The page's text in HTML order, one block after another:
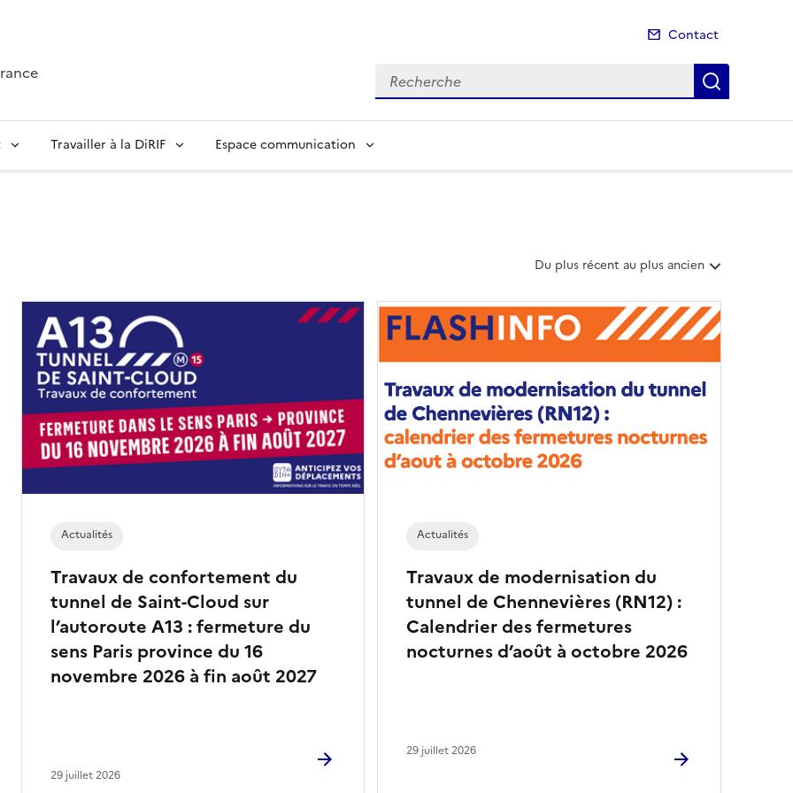
Contact
Recherche
Travailler à la DiRIF Espace communication
T
i
e
s
a
t
Du plus récent au plus ancien
Travaux de confortement du
tunnel de Saint-Cloud sur
l’autoroute A13 : fermeture du
sens Paris province du 16
novembre 2026 à fin août 2027
Actualités
29 juillet 2026
Travaux de modernisation du
tunnel de Chennevières (RN12) :
Calendrier des fermetures
nocturnes d’août à octobre 2026
Actualités
29 juillet 2026